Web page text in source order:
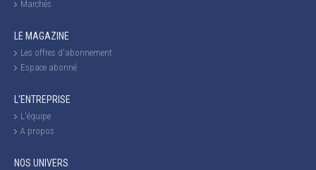
Marchés
LE MAGAZINE
Les offres d'abonnement
Espace abonné
L'ENTREPRISE
L'équipe
A propos
NOS UNIVERS